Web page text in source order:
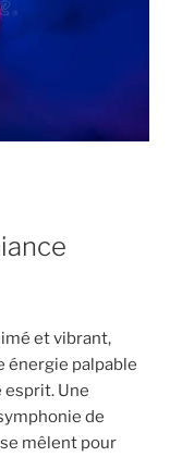
et vibrant,
énergie palpable
Une
de
mêlent pour